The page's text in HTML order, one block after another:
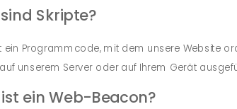
Skripte?
ein Programmcode, mit dem unsere Website
unserem Server oder auf Ihrem Gerät
ein Web-Beacon?